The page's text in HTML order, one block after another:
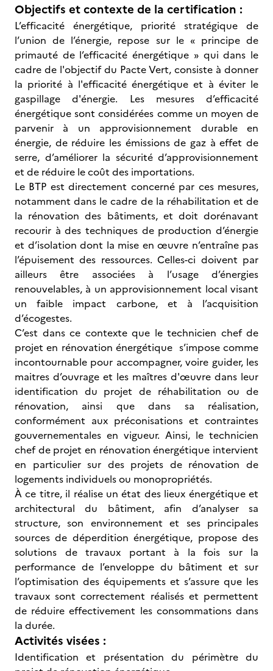
Objectifs et contexte de la certification :
L’efficacité énergétique, priorité stratégique de
l’union de l’énergie, repose sur le « principe de
primauté de l’efficacité énergétique » qui dans le
cadre de l'objectif du Pacte Vert, consiste à donner
la priorité à l'efficacité énergétique et à éviter le
gaspillage d'énergie. Les mesures d’efficacité
énergétique sont considérées comme un moyen de
parvenir à un approvisionnement durable en
énergie, de réduire les émissions de gaz à effet de
serre, d’améliorer la sécurité d’approvisionnement
et de réduire le coût des importations.
Le BTP est directement concerné par ces mesures,
notamment dans le cadre de la réhabilitation et de
la rénovation des bâtiments, et doit dorénavant
recourir à des techniques de production d’énergie
et d’isolation dont la mise en œuvre n’entraîne pas
l’épuisement des ressources. Celles-ci doivent par
ailleurs être associées à l’usage d’énergies
renouvelables, à un approvisionnement local visant
un faible impact carbone, et à l’acquisition
d’écogestes.
C’est dans ce contexte que le technicien chef de
projet en rénovation énergétique s’impose comme
incontournable pour accompagner, voire guider, les
maitres d’ouvrage et les maîtres d'œuvre dans leur
identification du projet de réhabilitation ou de
rénovation, ainsi que dans sa réalisation,
conformément aux préconisations et contraintes
gouvernementales en vigueur. Ainsi, le technicien
chef de projet en rénovation énergétique intervient
en particulier sur des projets de rénovation de
logements individuels ou monopropriétés.
À ce titre, il réalise un état des lieux énergétique et
architectural du bâtiment, afin d’analyser sa
structure, son environnement et ses principales
sources de déperdition énergétique, propose des
solutions de travaux portant à la fois sur la
performance de l’enveloppe du bâtiment et sur
l’optimisation des équipements et s’assure que les
travaux sont correctement réalisés et permettent
de réduire effectivement les consommations dans
la durée.
Activités visées :
Identification et présentation du périmètre du